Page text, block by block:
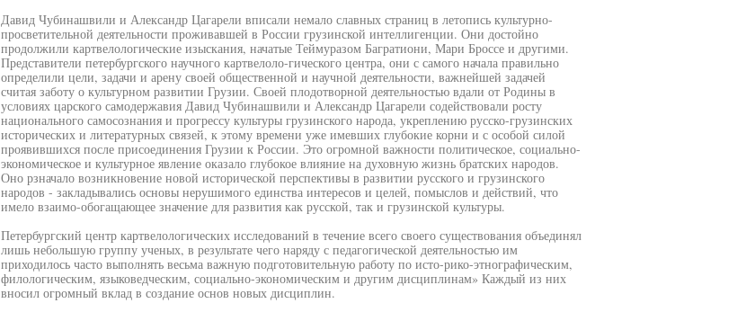
Давид Чубинашвили и Александр Цагарели вписали немало славных страниц в летопись культурно-
просветительной деятельности проживавшей в России грузинской интеллигенции. Они достойно
продолжили картвелологические изыскания, начатые Теймуразом Багратиони, Мари Броссе и другими.
Представители петербургского научного картвелоло-гического центра, они с самого начала правильно
определили цели, задачи и арену своей общественной и научной деятельности, важнейшей задачей
считая заботу о культурном развитии Грузии. Своей плодотворной деятельностью вдали от Родины в
условиях царского самодержавия Давид Чубинашвили и Александр Цагарели содействовали росту
национального самосознания и прогрессу культуры грузинского народа, укреплению русско-грузинских
исторических и литературных связей, к этому времени уже имевших глубокие корни и с особой силой
проявившихся после присоединения Грузии к России. Это огромной важности политическое, социально-
экономическое и культурное явление оказало глубокое влияние на духовную жизнь братских народов.
Оно рзначало возникновение новой исторической перспективы в развитии русского и грузинского
народов - закладывались основы нерушимого единства интересов и целей, помыслов и действий, что
имело взаимо-обогащающее значение для развития как русской, так и грузинской культуры.
Петербургский центр картвелологических исследований в течение всего своего существования объединял
лишь небольшую группу ученых, в результате чего наряду с педагогической деятельностью им
приходилось часто выполнять весьма важную подготовительную работу по исто-рико-этнографическим,
филологическим, языковедческим, социально-экономическим и другим дисциплинам» Каждый из них
вносил огромный вклад в создание основ новых дисциплин.